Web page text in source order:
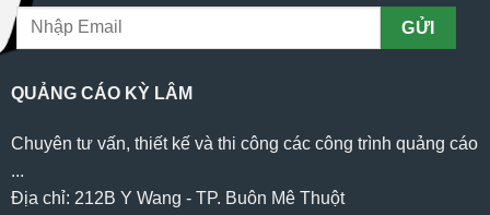
QUẢNG CÁO KỲ LÂM
Chuyên tư vấn, thiết kế và thi công các công trình quảng cáo
...
Địa chỉ: 212B Y Wang - TP. Buôn Mê Thuột